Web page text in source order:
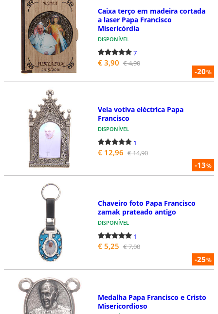
-20%
Caixa terço em madeira cortada
a laser Papa Francisco
Misericórdia
DISPONÍVEL
7
€ 3,90 € 4,90
-13%
Vela votiva eléctrica Papa
Francisco
DISPONÍVEL
1
€ 12,96 € 14,90
-25%
Chaveiro foto Papa Francisco
zamak prateado antigo
DISPONÍVEL
1
€ 5,25 € 7,00
Medalha Papa Francisco e Cristo
Misericordioso